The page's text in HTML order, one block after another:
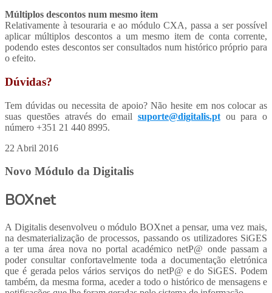
Múltiplos descontos num mesmo item
Relativamente à tesouraria e ao módulo CXA, passa a ser possível
aplicar múltiplos descontos a um mesmo item de conta corrente,
podendo estes descontos ser consultados num histórico próprio para
o efeito.
Dúvidas?
Tem dúvidas ou necessita de apoio? Não hesite em nos colocar as
suas questões através do email suporte@digitalis.pt ou para o
número +351 21 440 8995.
22 Abril 2016
Novo Módulo da Digitalis
BOXnet
A Digitalis desenvolveu o módulo BOXnet a pensar, uma vez mais,
na desmaterialização de processos, passando os utilizadores SiGES
a ter uma área nova no portal académico netP@ onde passam a
poder consultar confortavelmente toda a documentação eletrónica
que é gerada pelos vários serviços do netP@ e do SiGES. Podem
também, da mesma forma, aceder a todo o histórico de mensagens e